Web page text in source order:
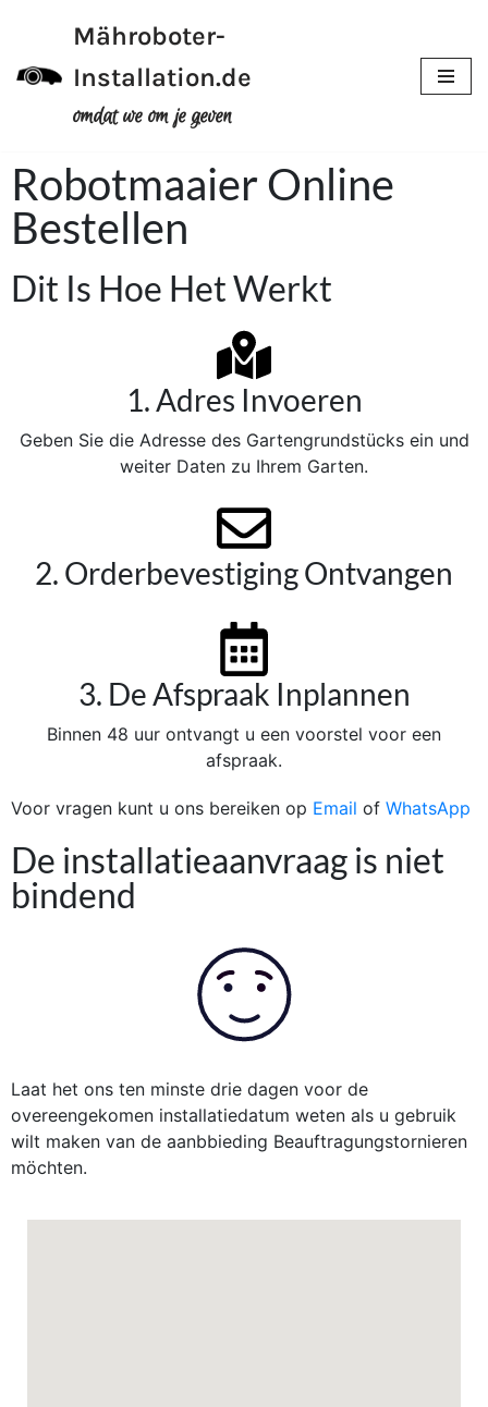
naar
Mähroboter-
Installation.de
omdat we om je geven
Robotmaaier Online
Bestellen
Dit Is Hoe Het Werkt
1. Adres Invoeren
Geben Sie die Adresse des Gartengrundstücks ein und
weiter Daten zu Ihrem Garten.
2. Orderbevestiging Ontvangen
3. De Afspraak Inplannen
Binnen 48 uur ontvangt u een voorstel voor een
afspraak.
Voor vragen kunt u ons bereiken op Email of WhatsApp
De installatieaanvraag is niet
bindend
Laat het ons ten minste drie dagen voor de
overeengekomen installatiedatum weten als u gebruik
wilt maken van de aanbbieding Beauftragungstornieren
möchten.